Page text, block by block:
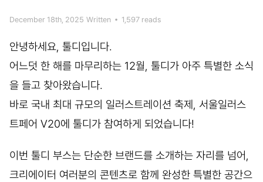
December 18th, 2025 Written • 1,597 reads
안녕하세요, 툴디입니다.
어느덧 한 해를 마무리하는 12월, 툴디가 아주 특별한 소식
을 들고 찾아왔습니다.
바로 국내 최대 규모의 일러스트레이션 축제, 서울일러스
트페어 V20에 툴디가 참여하게 되었습니다!
이번 툴디 부스는 단순한 브랜드를 소개하는 자리를 넘어,
크리에이터 여러분의 콘텐츠로 함께 완성한 특별한 공간으